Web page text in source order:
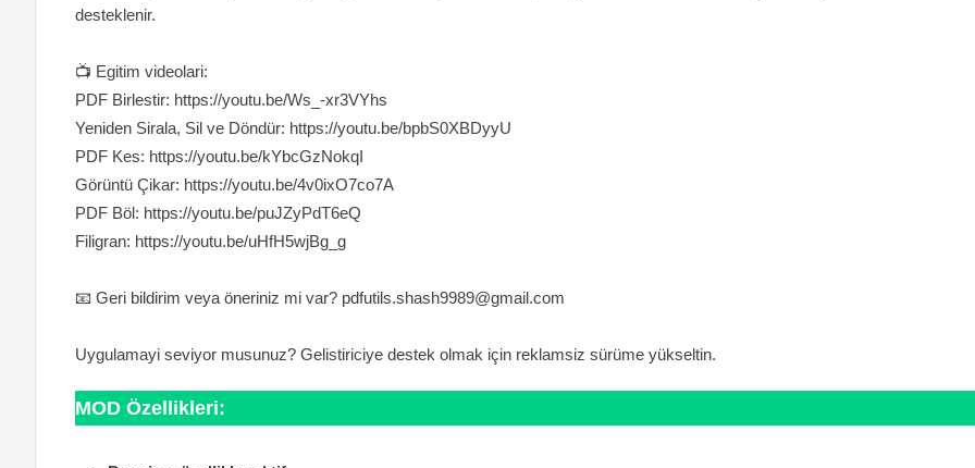
desteklenir.
📺 Egitim videolari:
PDF Birlestir: https://youtu.be/Ws_-xr3VYhs
Yeniden Sirala, Sil ve Döndür: https://youtu.be/bpbS0XBDyyU
PDF Kes: https://youtu.be/kYbcGzNokqI
Görüntü Çikar: https://youtu.be/4v0ixO7co7A
PDF Böl: https://youtu.be/puJZyPdT6eQ
Filigran: https://youtu.be/uHfH5wjBg_g
📧 Geri bildirim veya öneriniz mi var? pdfutils.shash9989@gmail.com
Uygulamayi seviyor musunuz? Gelistiriciye destek olmak için reklamsiz sürüme yükseltin.
MOD Özellikleri: